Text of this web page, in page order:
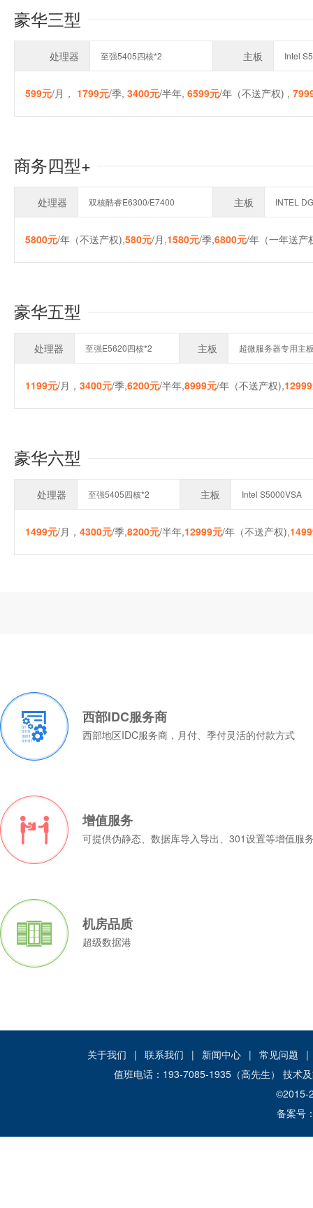
豪华三型
处理器 至强5405四核*2 主板 Intel
599元/月， 1799元/季, 3400元/半年, 6599元/年（不送产权) ,
商务四型+
处理器 双核酷睿E6300/E7400 主板 INTEL
5800元/年（不送产权),580元/月,1580元/季,6800元/年（一年送产
豪华五型
处理器 至强E5620四核*2 主板 超微服务器专用主
1199元/月， 3400元/季,6200元/半年,8999元/年（不送产权),
豪华六型
处理器 至强5405四核*2 主板 Intel S5000VSA
1499元/月， 4300元/季,8200元/半年,12999元/年（不送产权),
西部IDC服务商
西部地区IDC服务商，月付、季付灵活的付款方式
增值服务
可提供伪静态、数据库导入导出、301设置等增值服
机房品质
超级数据港
关于我们 | 联系我们 | 新闻中心 | 常见问题
|
值班电话：193-7085-1935（高先生） 技术
©2015-
备案号